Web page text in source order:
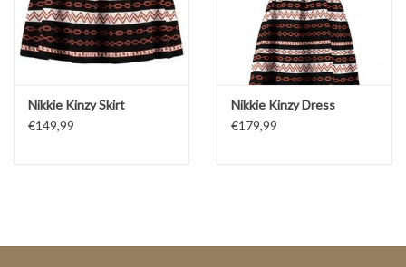
Accessoires
Merken
Nikkie Kinzy Skirt
€149,99
Nikkie Kinzy Dress
€179,99